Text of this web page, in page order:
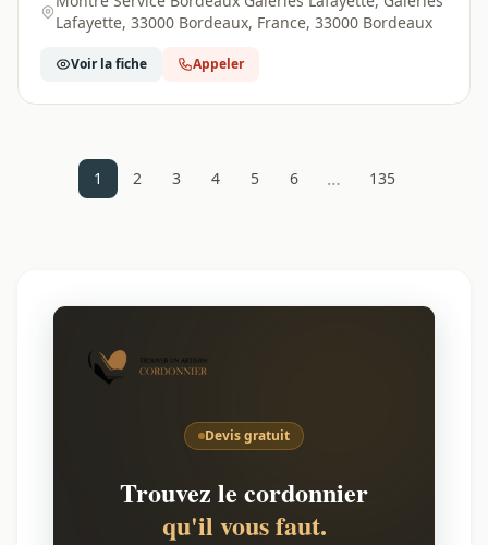
Lafayette, 33000 Bordeaux, France, 33000 Bordeaux
Voir la fiche Appeler
1 2 3 4 5 6 … 135
Devis gratuit
Trouvez le cordonnier
qu'il vous faut.